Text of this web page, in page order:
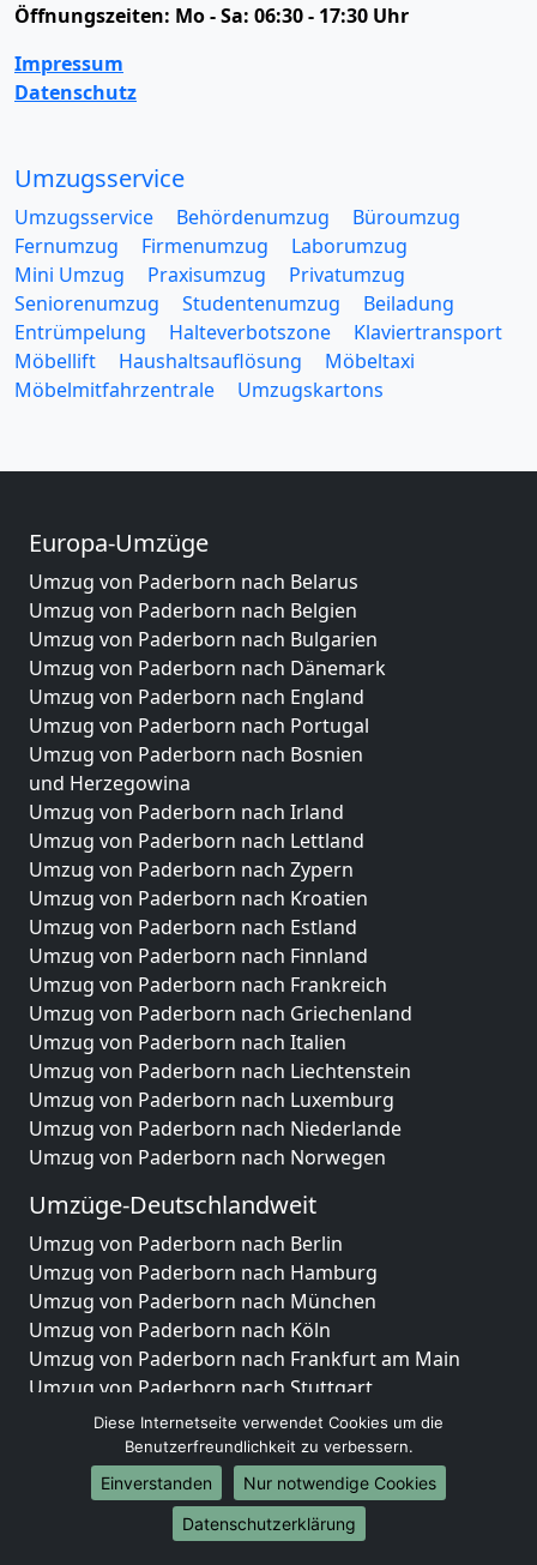
Öffnungszeiten: Mo - Sa: 06:30 - 17:30 Uhr
Impressum
Datenschutz
Umzugsservice
Umzugsservice Behördenumzug
Büroumzug
Fernumzug
Firmenumzug
Laborumzug
Mini Umzug
Praxisumzug
Privatumzug
Seniorenumzug
Studentenumzug
Beiladung
Entrümpelung
Halteverbotszone
Klaviertransport
Möbellift
Haushaltsauflösung
Möbeltaxi
Möbelmitfahrzentrale
Umzugskartons
Europa-Umzüge
Umzug von Paderborn nach Belarus
Umzug von Paderborn nach Belgien
Umzug von Paderborn nach Bulgarien
Umzug von Paderborn nach Dänemark
Umzug von Paderborn nach England
Umzug von Paderborn nach Portugal
Umzug von Paderborn nach Bosnien
und Herzegowina
Umzug von Paderborn nach Irland
Umzug von Paderborn nach Lettland
Umzug von Paderborn nach Zypern
Umzug von Paderborn nach Kroatien
Umzug von Paderborn nach Estland
Umzug von Paderborn nach Finnland
Umzug von Paderborn nach Frankreich
Umzug von Paderborn nach Griechenland
Umzug von Paderborn nach Italien
Umzug von Paderborn nach Liechtenstein
Umzug von Paderborn nach Luxemburg
Umzug von Paderborn nach Niederlande
Umzug von Paderborn nach Norwegen
Umzüge-Deutschlandweit
Umzug von Paderborn nach Berlin
Umzug von Paderborn nach Hamburg
Umzug von Paderborn nach München
Umzug von Paderborn nach Köln
Umzug von Paderborn nach Frankfurt am Main
Umzug von Paderborn nach Stuttgart
Umzug von Paderborn nach Düsseldorf
Umzug von Paderborn nach Leipzig
Umzug von Paderborn nach Dortmund
Umzug von Paderborn nach Essen
Umzug von Paderborn nach Bremen
Diese Internetseite verwendet Cookies um die
Benutzerfreundlichkeit zu verbessern.
Einverstanden
Nur notwendige Cookies
Datenschutzerklärung